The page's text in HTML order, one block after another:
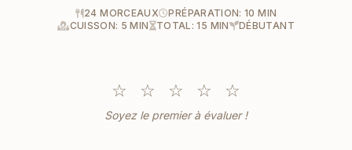
24 MORCEAUX
PRÉPARATION: 10 MIN
CUISSON: 5 MIN
TOTAL: 15 MIN DÉBUTANT
☆ ☆ ☆ ☆ ☆
Soyez le premier à évaluer !